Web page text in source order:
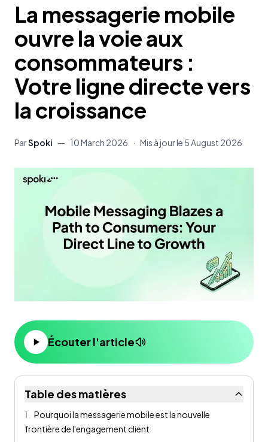
La messagerie mobile
ouvre la voie aux
consommateurs :
Votre ligne directe vers
la croissance
ParSpoki — 10 March 2026 · Mis à jour le 5 August 2026
Écouter l'article
Table des matières
1
Pourquoi la messagerie mobile est la nouvelle
frontière de l'engagement client